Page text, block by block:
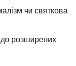
чи святкова
до розширених